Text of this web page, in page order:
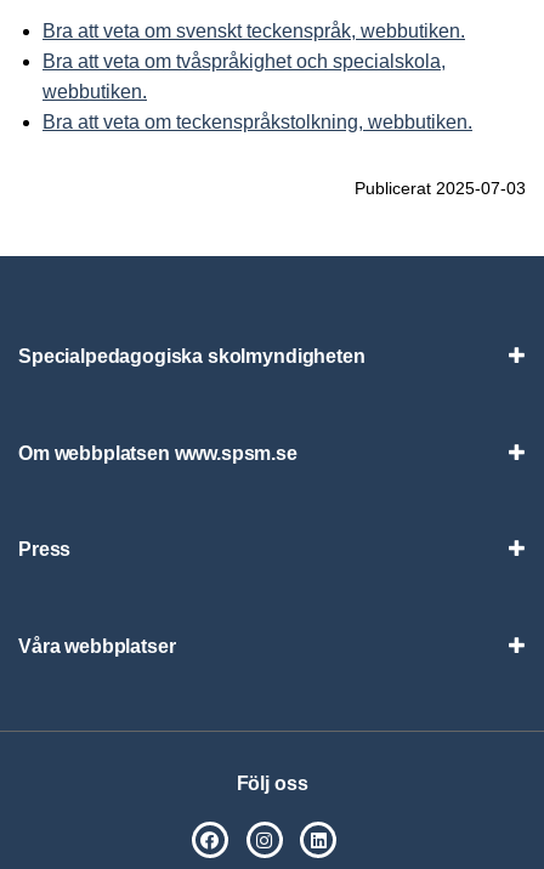
Bra att veta om svenskt teckenspråk, webbutiken.
Bra att veta om tvåspråkighet och specialskola,
webbutiken.
Bra att veta om teckenspråkstolkning, webbutiken.
Publicerat 2025-07-03
Specialpedagogiska skolmyndigheten
Om webbplatsen www.spsm.se
Press
Våra webbplatser
Följ oss
SPSM på Facebook
SPSM på Instagram